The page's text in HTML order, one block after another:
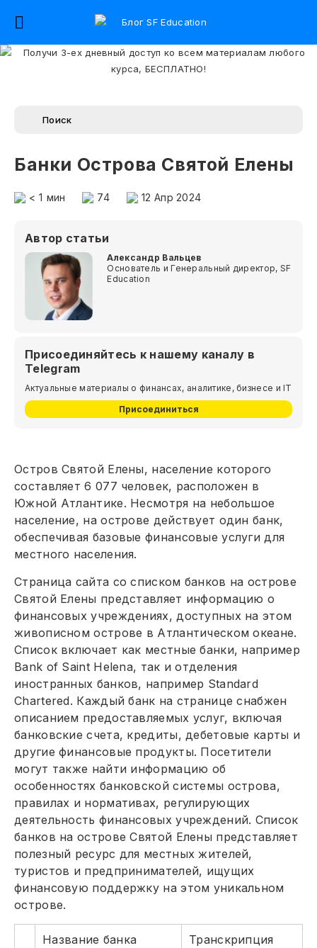
Банки Острова Святой Елены
< 1 мин 74 12 Апр 2024
Автор статьи
Александр Вальцев
Основатель и Генеральный директор, SF
Education
Присоединяйтесь к нашему каналу в
Telegram
Актуальные материалы о финансах, аналитике, бизнесе и IT
Присоединиться
Остров Святой Елены, население которого
составляет 6 077 человек, расположен в
Южной Атлантике. Несмотря на небольшое
население, на острове действует один банк,
обеспечивая базовые финансовые услуги для
местного населения.
Страница сайта со списком банков на острове
Святой Елены представляет информацию о
финансовых учреждениях, доступных на этом
живописном острове в Атлантическом океане.
Список включает как местные банки, например
Bank of Saint Helena, так и отделения
иностранных банков, например Standard
Chartered. Каждый банк на странице снабжен
описанием предоставляемых услуг, включая
банковские счета, кредиты, дебетовые карты и
другие финансовые продукты. Посетители
могут также найти информацию об
особенностях банковской системы острова,
правилах и нормативах, регулирующих
деятельность финансовых учреждений. Список
банков на острове Святой Елены представляет
полезный ресурс для местных жителей,
туристов и предпринимателей, ищущих
финансовую поддержку на этом уникальном
острове.
Название банка Транскрипция